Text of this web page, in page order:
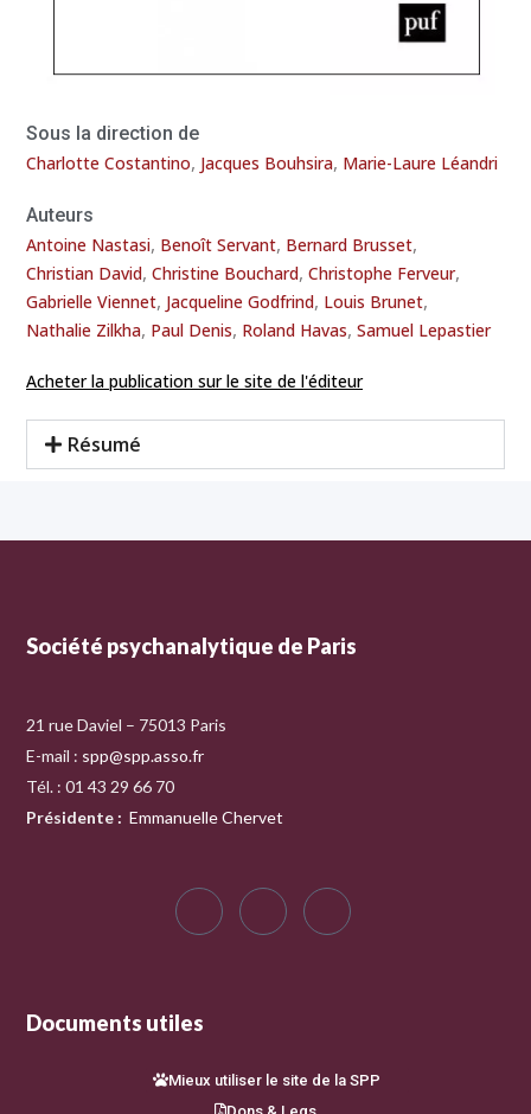
Sous la direction de
Charlotte Costantino, Jacques Bouhsira, Marie-Laure Léandri
Auteurs
Antoine Nastasi, Benoît Servant, Bernard Brusset,
Christian David, Christine Bouchard, Christophe Ferveur,
Gabrielle Viennet, Jacqueline Godfrind, Louis Brunet,
Nathalie Zilkha, Paul Denis, Roland Havas, Samuel Lepastier
Acheter la publication sur le site de l'éditeur
Résumé
Société psychanalytique de Paris
21 rue Daviel – 75013 Paris
E-mail : spp@spp.asso.fr
Tél. : 01 43 29 66 70
Présidente : Emmanuelle Chervet
Documents utiles
Mieux utiliser le site de la SPP